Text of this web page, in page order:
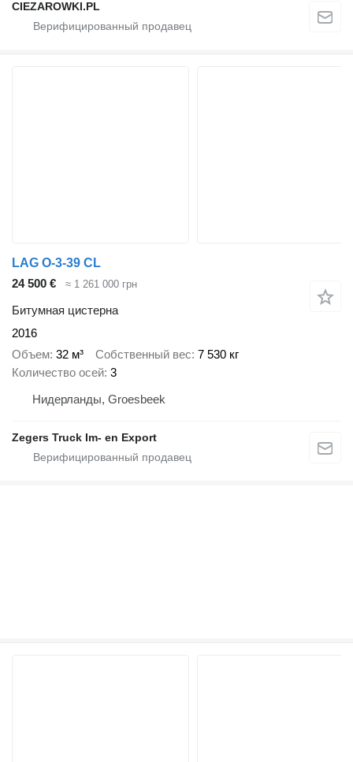
CIEZAROWKI.PL
LAG O-3-39 CL
24 500 €
≈ 1 261 000 грн
Битумная цистерна
2016
Объем 32 м³ Собственный вес 7 530 кг
Количество осей 3
Нидерланды, Groesbeek
Zegers Truck Im- en Export